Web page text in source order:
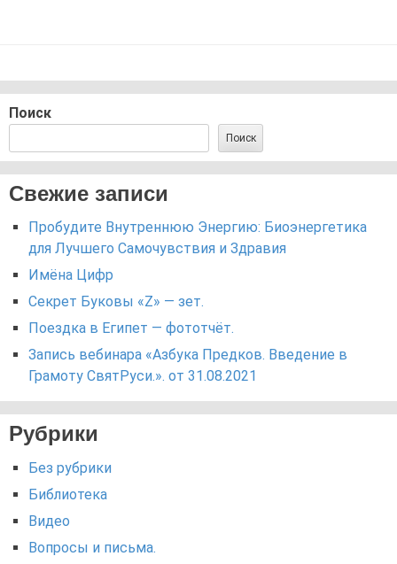
Поиск
Поиск
Свежие записи
Пробудите Внутреннюю Энергию: Биоэнергетика
для Лучшего Самочувствия и Здравия
Имёна Цифр
Секрет Буковы «Z» — зет.
Поездка в Египет — фототчёт.
Запись вебинара «Азбука Предков. Введение в
Грамоту СвятРуси.». от 31.08.2021
Рубрики
Без рубрики
Библиотека
Видео
Вопросы и письма.